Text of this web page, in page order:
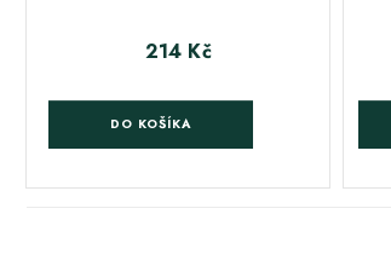
Cena
214 Kč
DO KOŠÍKA